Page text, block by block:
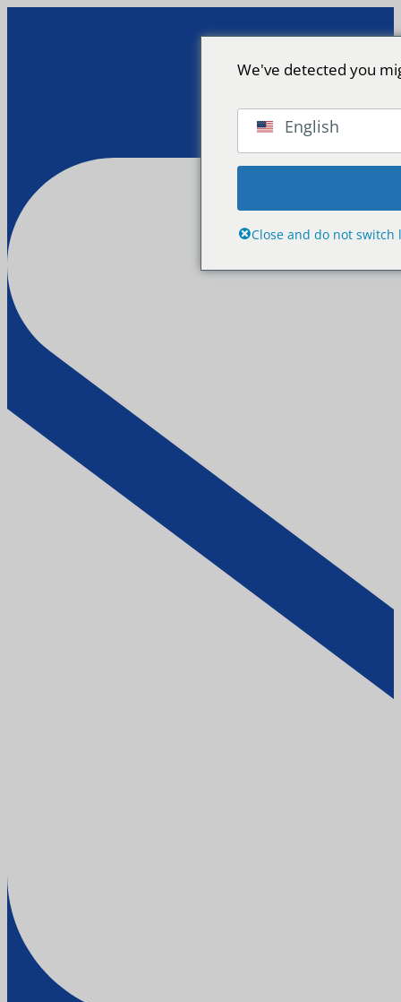
We've detected you
English
Close and do not switch